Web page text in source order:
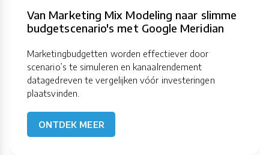
Van Marketing Mix Modeling naar slimme
budgetscenario's met Google Meridian
Marketingbudgetten worden effectiever door
scenario’s te simuleren en kanaalrendement
datagedreven te vergelijken vóór investeringen
plaatsvinden.
ONTDEK MEER